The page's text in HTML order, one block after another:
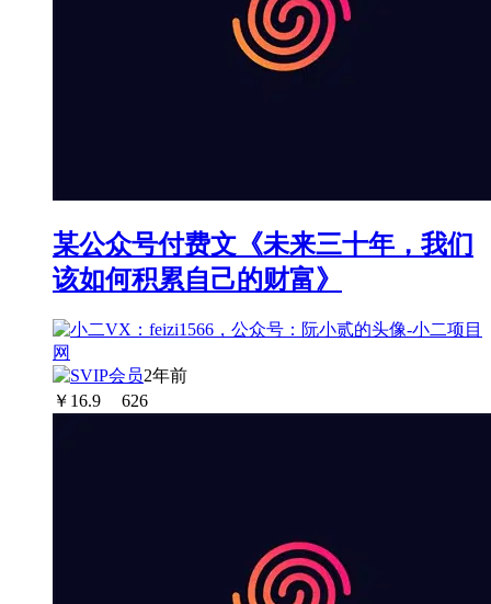
某公众号付费文《未来三十年，我们
该如何积累自己的财富》
2年前
￥ 16.9 626